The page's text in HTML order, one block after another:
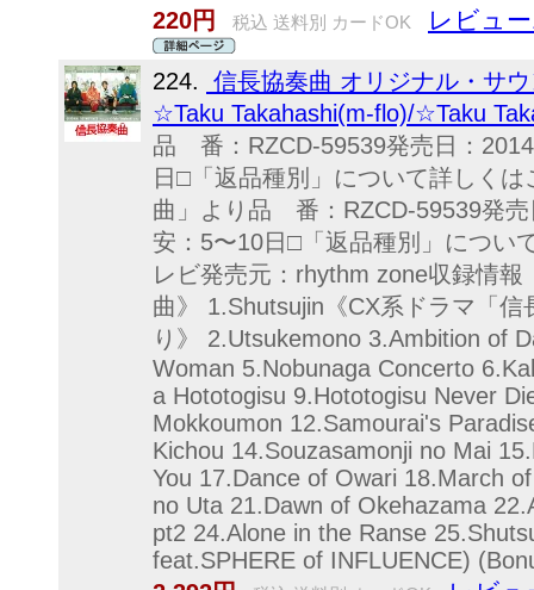
220円
税込 送料別 カードOK レビュ
224.
信長協奏曲 オリジナル・サ
☆Taku Takahashi(m-flo)/☆Taku
品 番：RZCD-59539発売日：
日□「返品種別」について詳しく
曲」より品 番：RZCD-59539発
安：5〜10日□「返品種別」につい
レビ発売元：rhythm zone収録情報
曲》 1.Shutsujin《CX系ドラマ「信
り》 2.Utsukemono 3.Ambition of
Woman 5.Nobunaga Concerto
a Hototogisu 9.Hototogisu Never
Mokkoumon 12.Samourai's
Kichou 14.Souzasamonji no Mai
You 17.Dance of Owari 18.March
no Uta 21.Dawn of Okehazama
pt2 24.Alone in the Ranse
feat.SPHERE of INFLUENCE)